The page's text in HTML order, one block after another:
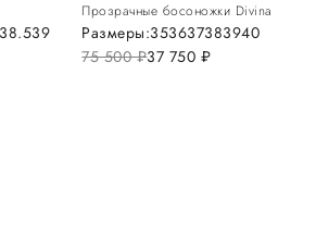
38.539
Прозрачные босоножки Divina
75 500руб.37 750 руб.
Размеры:353637383940